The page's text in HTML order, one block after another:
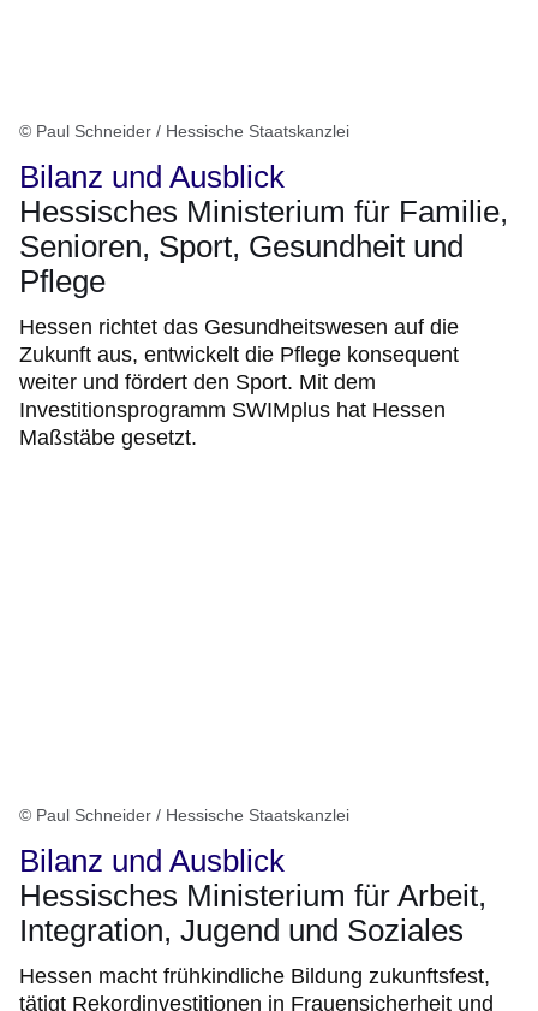
© Paul Schneider / Hessische Staatskanzlei
Bilanz und Ausblick
Hessisches Ministerium für Familie,
Senioren, Sport, Gesundheit und
Pflege
Hessen richtet das Gesundheitswesen auf die
Zukunft aus, entwickelt die Pflege konsequent
weiter und fördert den Sport. Mit dem
Investitionsprogramm SWIMplus hat Hessen
Maßstäbe gesetzt.
© Paul Schneider / Hessische Staatskanzlei
Bilanz und Ausblick
Hessisches Ministerium für Arbeit,
Integration, Jugend und Soziales
Hessen macht frühkindliche Bildung zukunftsfest,
tätigt Rekordinvestitionen in Frauensicherheit und